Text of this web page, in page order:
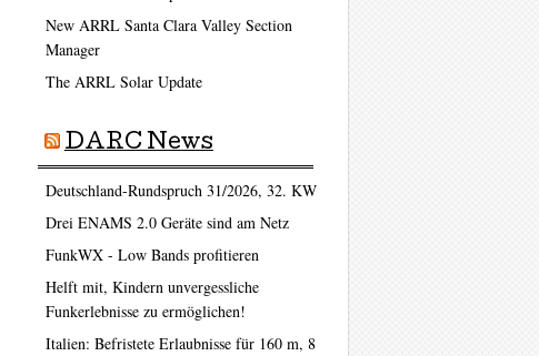
New ARRL Santa Clara Valley Section
Manager
The ARRL Solar Update
DARC News
Deutschland-Rundspruch 31/2026, 32. KW
Drei ENAMS 2.0 Geräte sind am Netz
FunkWX - Low Bands profitieren
Helft mit, Kindern unvergessliche
Funkerlebnisse zu ermöglichen!
Italien: Befristete Erlaubnisse für 160 m, 8